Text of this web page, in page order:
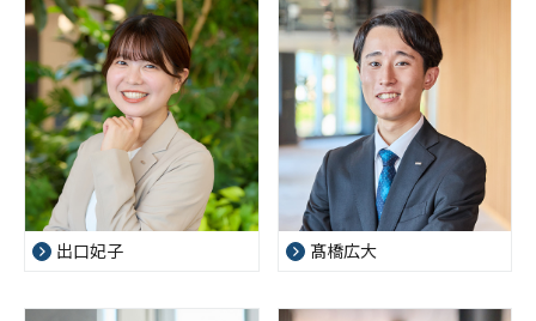
出口妃子 髙橋広大